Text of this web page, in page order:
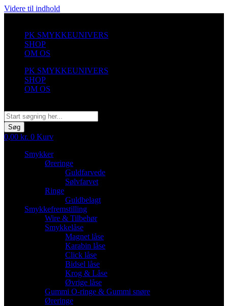
Videre til indhold
PK SMYKKEUNIVERS
SHOP
OM OS
PK SMYKKEUNIVERS
SHOP
OM OS
Søg
0,00 kr. 0 Kurv
Smykker
Øreringe
Guldfarvede
Sølvfarvet
Ringe
Guldbelagt
Smykkefremstilling
Wire & Tilbehør
Smykkelåse
Magnet låse
Karabin låse
Click låse
Bidsel låse
Krog & Låse
Øvrige låse
Gummi O-ringe & Gummi snøre
Øreringe